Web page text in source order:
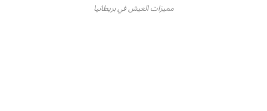
مميزات العيش في بريطانيا